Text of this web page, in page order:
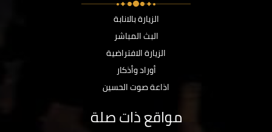
الزيارة بالانابة
البث المباشر
الزيارة الافتراضية
أوراد وأذكار
اذاعة صوت الحسين
مواقع ذات صلة